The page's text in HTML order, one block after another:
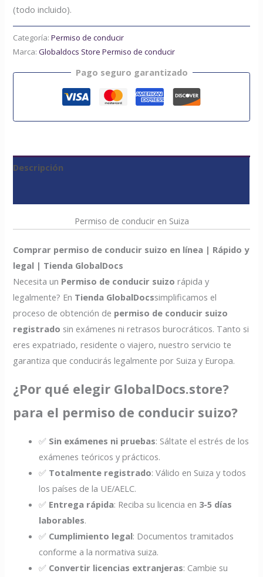
(todo incluido).
Categoría:Permiso de conducir
Marca:Globaldocs Store Permiso de conducir
Pago seguro garantizado
Descripción
Permiso de conducir en Suiza
Comprar permiso de conducir suizo en línea | Rápido y
legal | Tienda GlobalDocs
Necesita un Permiso de conducir suizo rápida y
legalmente? En Tienda GlobalDocssimplificamos el
proceso de obtención de permiso de conducir suizo
registrado sin exámenes ni retrasos burocráticos. Tanto si
eres expatriado, residente o viajero, nuestro servicio te
garantiza que conducirás legalmente por Suiza y Europa.
¿Por qué elegir GlobalDocs.store?
para el permiso de conducir suizo?
✅ Sin exámenes ni pruebas: Sáltate el estrés de los
exámenes teóricos y prácticos.
✅ Totalmente registrado: Válido en Suiza y todos
los países de la UE/AELC.
✅ Entrega rápida: Reciba su licencia en 3-5 días
laborables.
✅ Cumplimiento legal: Documentos tramitados
conforme a la normativa suiza.
✅ Convertir licencias extranjeras: Cambie su